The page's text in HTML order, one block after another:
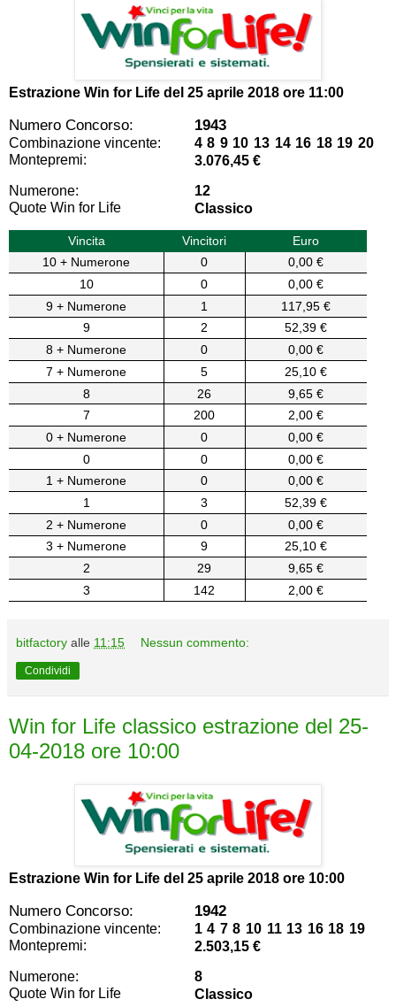
Estrazione Win for Life del 25 aprile 2018 ore 11:00
Numero Concorso: 1943
Combinazione vincente:
4 8 9 10 13 14 16 18 19 20
Montepremi:
3.076,45 €
Numerone:
12
Quote Win for Life
Classico
Vincita Vincitori
Euro
10 + Numerone
0
0,00 €
10
0
0,00 €
9 + Numerone
1
117,95 €
9
2
52,39 €
8 + Numerone
0
0,00 €
7 + Numerone
5
25,10 €
8
26
9,65 €
7
200
2,00 €
0 + Numerone
0
0,00 €
0
0
0,00 €
1 + Numerone
0
0,00 €
1
3
52,39 €
2 + Numerone
0
0,00 €
3 + Numerone
9
25,10 €
2
29
9,65 €
3
142 2,00 €
bitfactory alle 11:15 Nessun commento:
Condividi
Win for Life classico estrazione del 25-
04-2018 ore 10:00
Estrazione Win for Life del 25 aprile 2018 ore 10:00
Numero Concorso: 1942
Combinazione vincente:
1 4 7 8 10 11 13 16 18 19
Montepremi:
2.503,15 €
Numerone:
8
Quote Win for Life
Classico